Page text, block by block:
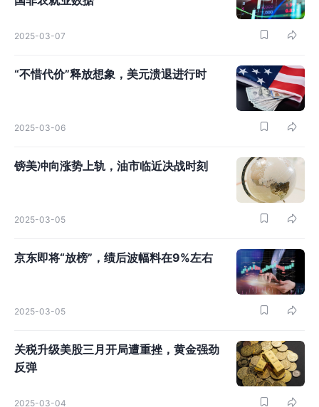
2025-03-07
“不惜代价”释放想象，美元溃退进行时
2025-03-06
镑美冲向涨势上轨，油市临近决战时刻
2025-03-05
京东即将“放榜”，绩后波幅料在9%左右
2025-03-05
关税升级美股三月开局遭重挫，黄金强劲
反弹
2025-03-04